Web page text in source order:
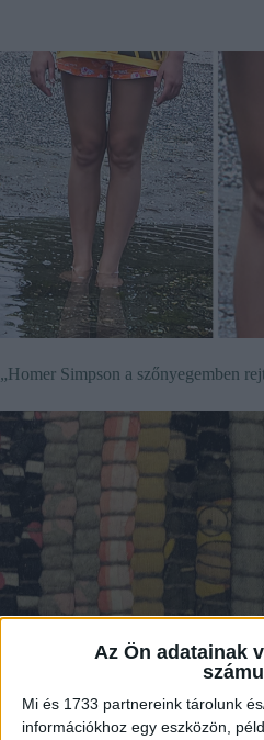
Az Ön adatainak
Mi és 1733 partnereink tárolunk
információkhoz egy eszközön,
„Homer Simpson a szőnyegemben